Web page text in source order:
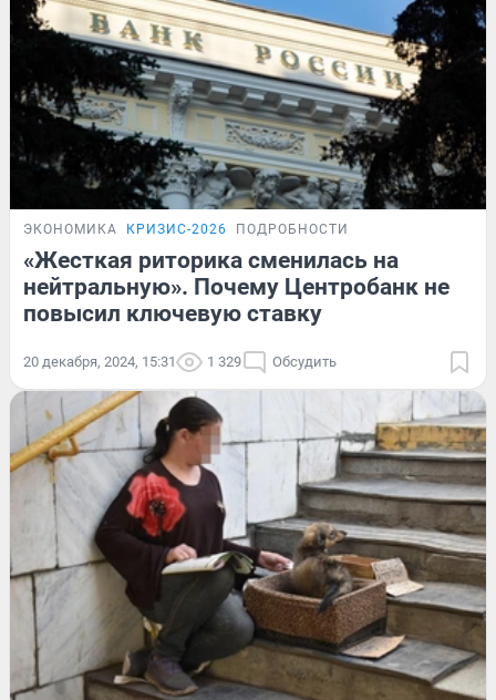
ЭКОНОМИКА КРИЗИС-2026 ПОДРОБНОСТИ
«Жесткая риторика сменилась на
нейтральную». Почему Центробанк не
повысил ключевую ставку
20 декабря, 2024, 15:31 1 329 Обсудить